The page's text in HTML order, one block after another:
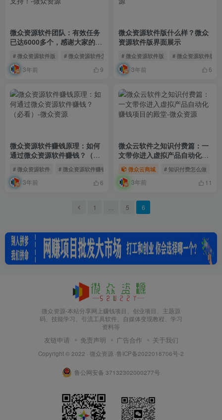
微众资源软件团队：有效任务
已达6000多个，感谢大家的支
# 微众资源软件版 # 微众资源软件怎么赚钱 # 微众资源软件赚钱
3年前 9
微众资源软件版什么样？微众
资源软件版界面展示
# 微众资源软件版 # 微众资源软件版什
3年前 6
微众资源软件赚钱原理：如何
通过微众资源软件赚钱？（必
# 微众资源软件 # 微众资源软件赚钱 # 微众资源软件赚钱原理
3年前 6
微众云软件之知识付费篇：一
文带你进入虚拟产品自动化赚
钱项目的殿堂
微众云商城 # 知识付费怎么做
3年前 11
1 5 6
微众资源-本站分享网上赚钱项目、创业项目、主题源
码、技能学习、引流工具软件、自媒体变现教程、学习
资料等
友链申请 免责声明 广告合作 关于我们
Copyright © 2022 · 微众资源 ·鲁ICP备2022018706号-2
鲁公网安备 37132302000277号